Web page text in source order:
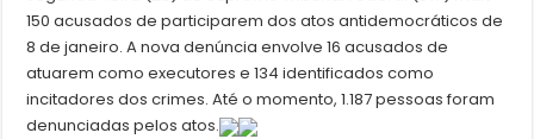
150 acusados de participarem dos atos antidemocráticos de
8 de janeiro. A nova denúncia envolve 16 acusados de
atuarem como executores e 134 identificados como
incitadores dos crimes. Até o momento, 1.187 pessoas foram
denunciadas pelos atos.